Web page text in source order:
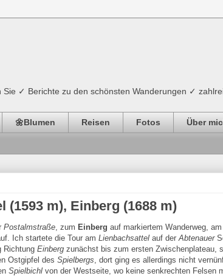
✓ Berichte zu den schönsten Wanderungen ✓
🌼Blumen Reisen Fotos Über
(1593 m), Einberg (1688 m)
Postalmstraße , zum Einberg auf markiertem Wanderweg,
Ich startete die Tour am Lienbachsattel auf der Abtenauer
Richtung Einberg zunächst bis zum ersten Zwischenplateau,
Ostgipfel des Spielbergs , dort ging es allerdings nicht
Spielbichl von der Westseite, wo keine senkrechten Felsen